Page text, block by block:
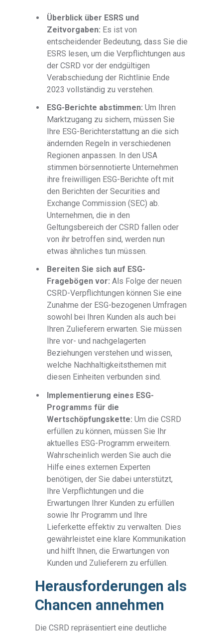
Überblick über ESRS und
Zeitvorgaben: Es ist von
entscheidender Bedeutung, dass Sie die
ESRS lesen, um die Verpflichtungen aus
der CSRD vor der endgültigen
Verabschiedung der Richtlinie Ende
2023 vollständig zu verstehen.
ESG-Berichte abstimmen: Um Ihren
Marktzugang zu sichern, müssen Sie
Ihre ESG-Berichterstattung an die sich
ändernden Regeln in verschiedenen
Regionen anpassen. In den USA
stimmen börsennotierte Unternehmen
ihre freiwilligen ESG-Berichte oft mit
den Berichten der Securities and
Exchange Commission (SEC) ab.
Unternehmen, die in den
Geltungsbereich der CSRD fallen oder
von ihr betroffen sind, werden nun
etwas ähnliches tun müssen.
Bereiten Sie sich auf ESG-
Fragebögen vor: Als Folge der neuen
CSRD-Verpflichtungen können Sie eine
Zunahme der ESG-bezogenen Umfragen
sowohl bei Ihren Kunden als auch bei
Ihren Zulieferern erwarten. Sie müssen
Ihre vor- und nachgelagerten
Beziehungen verstehen und wissen,
welche Nachhaltigkeitsthemen mit
diesen Einheiten verbunden sind.
Implementierung eines ESG-
Programms für die
Wertschöpfungskette: Um die CSRD
erfüllen zu können, müssen Sie Ihr
aktuelles ESG-Programm erweitern.
Wahrscheinlich werden Sie auch die
Hilfe eines externen Experten
benötigen, der Sie dabei unterstützt,
Ihre Verpflichtungen und die
Erwartungen Ihrer Kunden zu erfüllen
sowie Ihr Programm und Ihre
Lieferkette effektiv zu verwalten. Dies
gewährleistet eine klare Kommunikation
und hilft Ihnen, die Erwartungen von
Kunden und Zulieferern zu erfüllen.
Herausforderungen als
Chancen annehmen
Die CSRD repräsentiert eine deutliche